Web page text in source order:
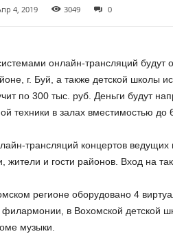
4, 2019 3049 0
онлайн-трансляций будут
г. Буй, а также детской школы
по 300 тыс. руб. Деньги будут
техники в залах вместимостью до
трансляций концертов ведущих
жители и гости районов. Вход на
регионе оборудовано 4
филармонии, в Вохомской детской
музыки.